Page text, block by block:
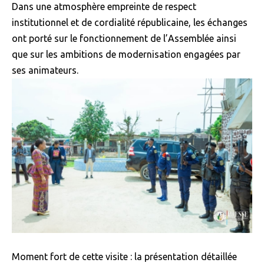
Dans une atmosphère empreinte de respect
institutionnel et de cordialité républicaine, les échanges
ont porté sur le fonctionnement de l’Assemblée ainsi
que sur les ambitions de modernisation engagées par
ses animateurs.
Moment fort de cette visite : la présentation détaillée